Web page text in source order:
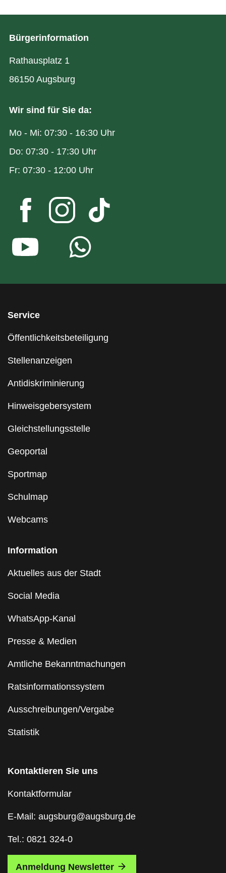
Service
Öffentlichkeitsbeteiligung
Stellenanzeigen
Antidiskriminierung
Hinweisgebersystem
Gleichstellungsstelle
Geoportal
Sportmap
Schulmap
Webcams
Information
Aktuelles aus der Stadt
Social Media
WhatsApp-Kanal
Presse & Medien
Amtliche Bekanntmachungen
Ratsinformationssystem
Ausschreibungen/Vergabe
Statistik
Kontaktieren Sie uns
Kontaktformular
E-Mail: augsburg@augsburg.de
Tel.: 0821 324-0
Anmeldung Newsletter
Bürgerinformation
Rathausplatz 1
86150 Augsburg
Wir sind für Sie da:
Mo - Mi: 07:30 - 16:30 Uhr
Do: 07:30 - 17:30 Uhr
Fr: 07:30 - 12:00 Uhr